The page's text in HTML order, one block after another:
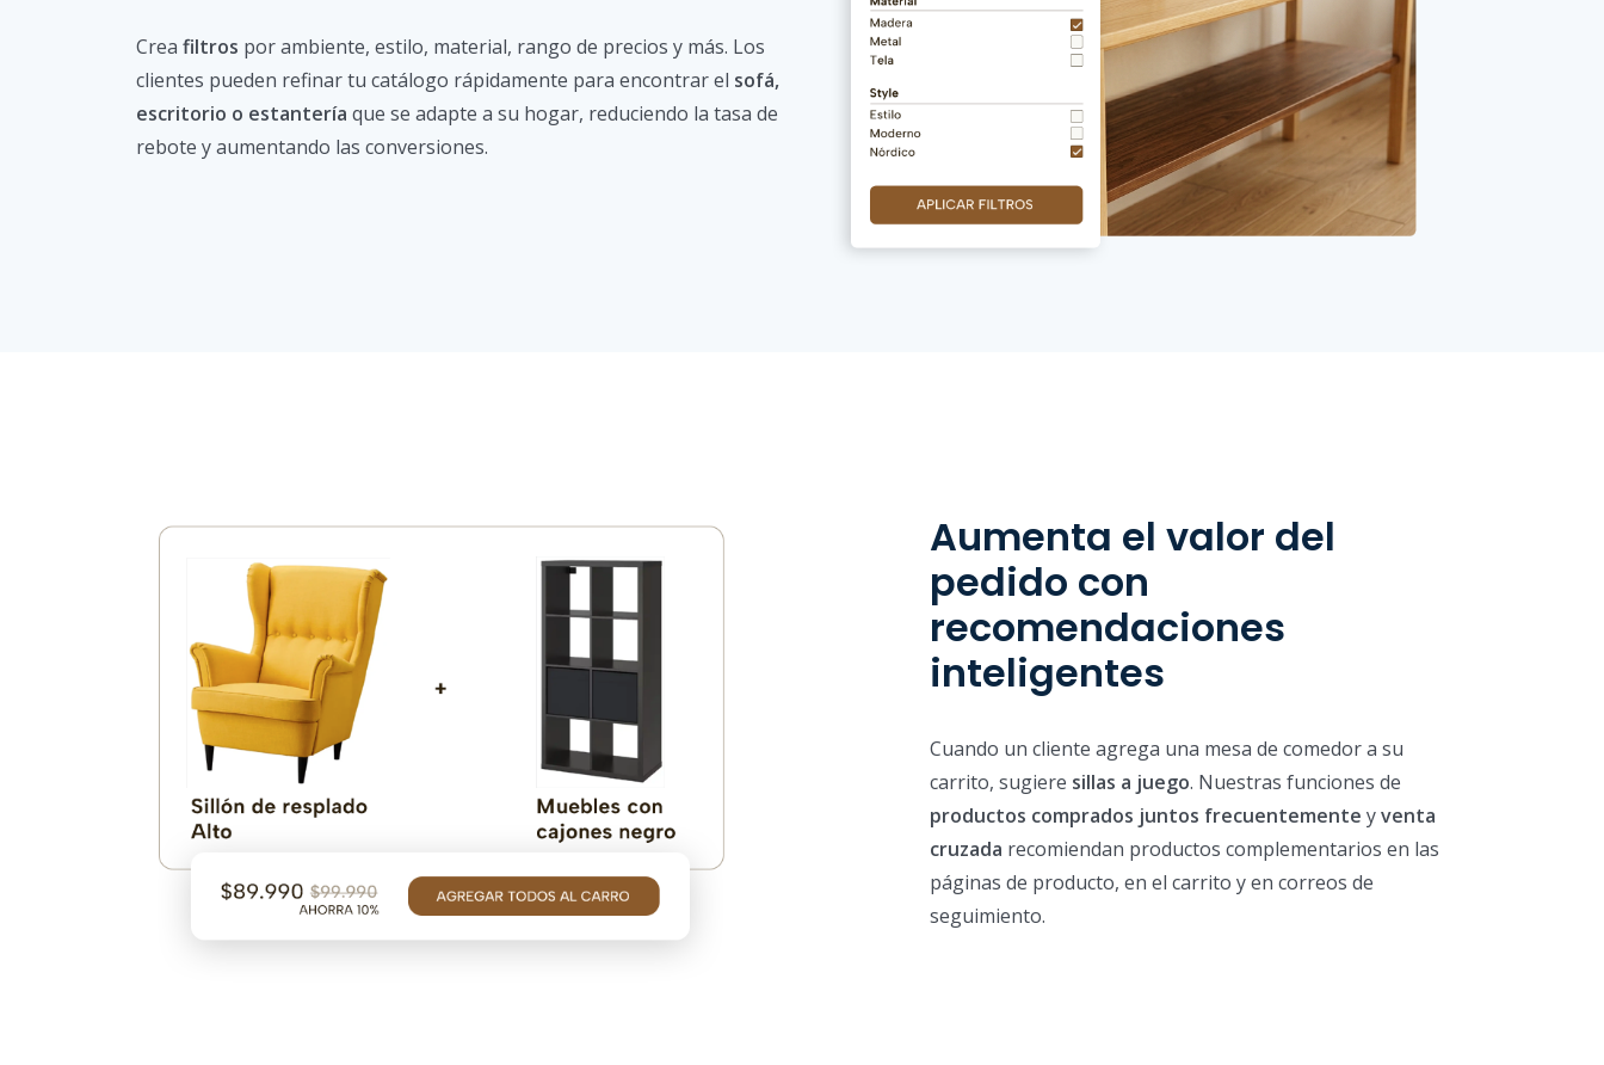
Crea filtros por ambiente, estilo, material, rango de precios y más. Los
clientes pueden refinar tu catálogo rápidamente para encontrar el sofá,
escritorio o estantería que se adapte a su hogar, reduciendo la tasa de
rebote y aumentando las conversiones.
Aumenta el valor del
pedido con
recomendaciones
inteligentes
Cuando un cliente agrega una mesa de comedor a su
carrito, sugiere sillas a juego. Nuestras funciones de
productos comprados juntos frecuentemente yventa
cruzada recomiendan productos complementarios en las
páginas de producto, en el carrito y en correos de
seguimiento.